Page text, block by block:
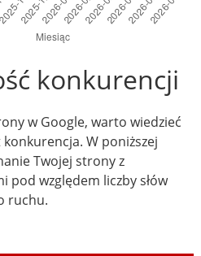
konkurencji
w Google, warto wiedzieć
W poniższej
Twojej strony z
względem liczby słów
ruchu.